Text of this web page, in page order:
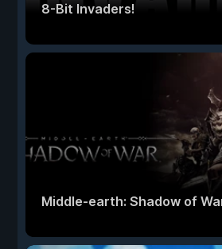
8-Bit Invaders!
Middle-earth: Shadow of